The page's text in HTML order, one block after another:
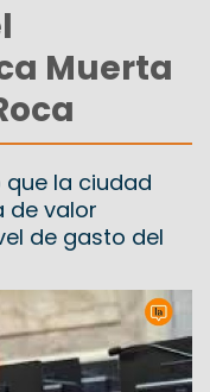
Muerta
que la ciudad
de valor
de gasto del